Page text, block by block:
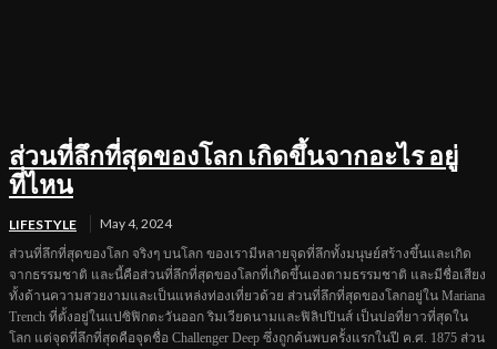
ส่วนที่ลึกที่สุดของโลก เกิดขึ้นจากอะไร อยู่
ที่ไหน
LIFESTYLE May 4, 2024
ส่วนที่ลึกที่สุดของโลก จริงๆ บนโลก ของเรามีหลายจุดที่ลึกทั้งมนุษย์สร้างขึ้นและเกิด
จากธรรมชาติ และนี้คือส่วนที่ลึกที่สุดของโลกที่เกิดขึ้นเองตามธรรมชาติ และมีชื่อเสียง
ทั้งด้านความสวยงามและเป็นแหล่งท่องเที่ยวด้วย ส่วนที่ลึกที่สุดของโลกอยู่ใน Mariana
Trench ที่ตั้งอยู่ในแปซิฟิกตะวันออก ริมเวียดนามและฟิลิปปินส์ เป็นบ่อที่ยาวที่สุดใน
โลก แต่จุดที่ลึกที่สุดคือจุดชื่อ Challenger Deep ซึ่งถูกค้นพบครั้งแรกในปี ค.ศ. 1875 ส่วน